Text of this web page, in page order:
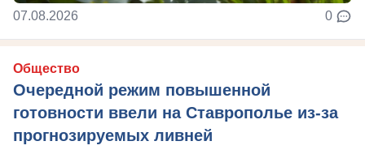
07.08.2026 0
Общество
Очередной режим повышенной
готовности ввели на Ставрополье из-за
прогнозируемых ливней